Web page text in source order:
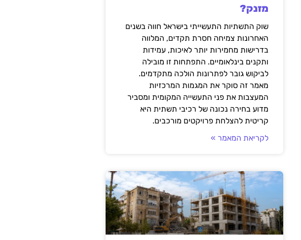
מזנק?
שוק התשתיות התעשייתי בישראל חווה בשנים
האחרונות צמיחה חסרת תקדים, המלווה
בדרישות מחמירות יותר לאיכות, עמידות
ותקנים בינלאומיים. התפתחות זו מובילה
לביקוש גובר לפתרונות הולכה מתקדמים.
מאמר זה סוקר את המגמות המרכזיות
המעצבות את פני התעשייה המקומית ומסביר
מדוע בחירה נכונה של רכיבי תשתית היא
קריטית להצלחת פרויקטים מורכבים.
לקריאת המאמר »